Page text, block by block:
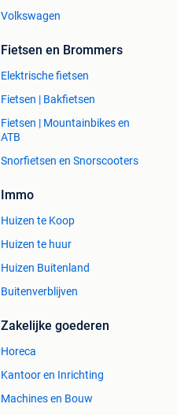
Volkswagen
Fietsen en Brommers
Elektrische fietsen
Fietsen | Bakfietsen
Fietsen | Mountainbikes en
ATB
Snorfietsen en Snorscooters
Immo
Huizen te Koop
Huizen te huur
Huizen Buitenland
Buitenverblijven
Zakelijke goederen
Horeca
Kantoor en Inrichting
Machines en Bouw